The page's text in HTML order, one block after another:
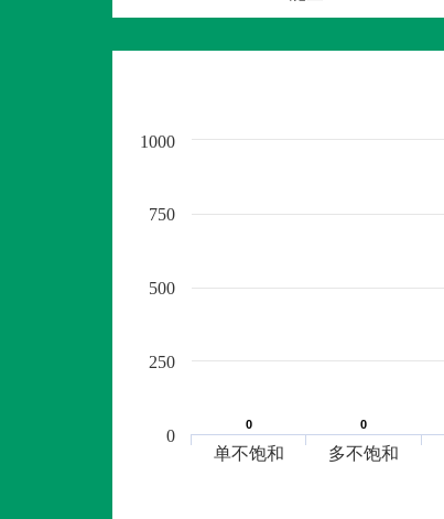
0
0 0
0
单不饱和 多不饱和
0
250
500
750
1000